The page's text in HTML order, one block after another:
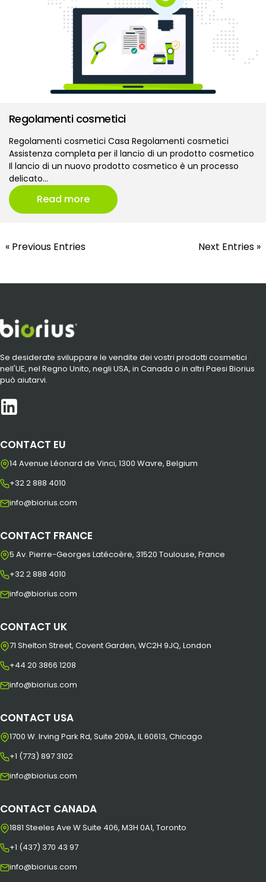
Regolamenti cosmetici
Regolamenti cosmetici Casa Regolamenti cosmetici
Assistenza completa per il lancio di un prodotto cosmetico
Il lancio di un nuovo prodotto cosmetico è un processo
delicato…
Read more
« Previous Entries Next Entries »
Se desiderate sviluppare le vendite dei vostri prodotti cosmetici
nell'UE, nel Regno Unito, negli USA, in Canada o in altri Paesi Biorius
può aiutarvi.
CONTACT EU
14 Avenue Léonard de Vinci, 1300 Wavre, Belgium
+32 2 888 4010
info@biorius.com
CONTACT FRANCE
5 Av. Pierre-Georges Latécoère, 31520 Toulouse, France
+32 2 888 4010
info@biorius.com
CONTACT UK
71 Shelton Street, Covent Garden, WC2H 9JQ, London
+44 20 3866 1208
info@biorius.com
CONTACT USA
1700 W. Irving Park Rd, Suite 209A, IL 60613, Chicago
+1 (773) 897 3102
info@biorius.com
CONTACT CANADA
1881 Steeles Ave W Suite 406, M3H 0A1, Toronto
+1 (437) 370 43 97
info@biorius.com